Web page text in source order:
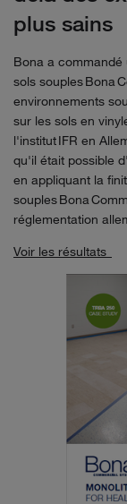
plus sains
Bona a
sols souples Bona
environnements
sur les sols en
l'institut IFR en
qu'il était possible
en appliquant la
souples Bona
réglementation
Voir les résultats